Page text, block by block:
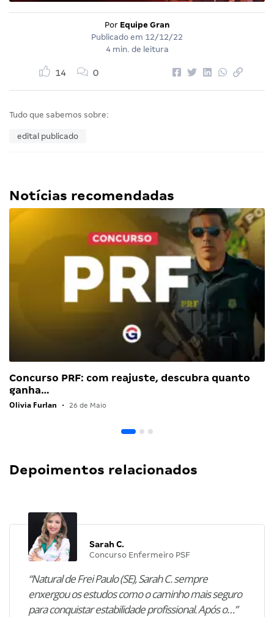
Por Equipe Gran
Publicado em 12/12/22
4 min. de leitura
14 0
Tudo que sabemos sobre:
edital publicado
Notícias recomendadas
Concurso PRF: com reajuste, descubra quanto
ganha…
Olivia Furlan • 26 de Maio
Depoimentos relacionados
Sarah C.
Concurso Enfermeiro PSF
“Natural de Frei Paulo (SE), Sarah C. sempre
enxergou os estudos como o caminho mais seguro
para conquistar estabilidade profissional. Após o…”